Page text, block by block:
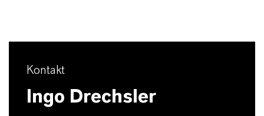
Kontakt
Ingo Drechsler